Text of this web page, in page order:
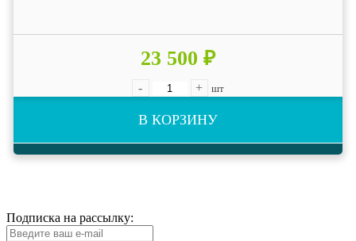
23 500 ₽
- + шт
В КОРЗИНУ
Подписка на рассылку: